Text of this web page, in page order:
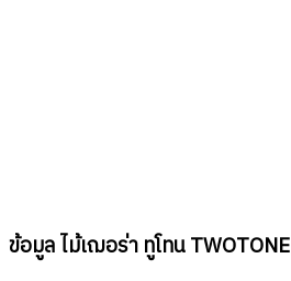
ข้อมูล ไม้เฌอร่า ทูโทน TWOTONE